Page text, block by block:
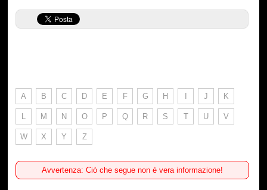
A B C D E F G H I J K
L M N O P Q R S T U V
W X Y Z
Avvertenza: Ciò che segue non è vera informazione!